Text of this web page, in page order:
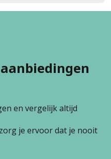
en vergelijk altijd
je ervoor dat je nooit